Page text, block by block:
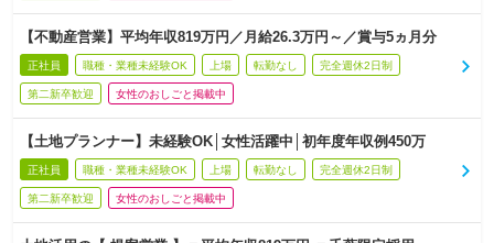
【不動産営業】平均年収819万円／月給26.3万円～／賞与5ヵ月分
正社員 職種・業種未経験OK 上場 転勤なし 完全週休2日制
第二新卒歓迎 女性のおしごと掲載中
【土地プランナー】未経験OK│女性活躍中│初年度年収例450万
正社員 職種・業種未経験OK 上場 転勤なし 完全週休2日制
第二新卒歓迎 女性のおしごと掲載中